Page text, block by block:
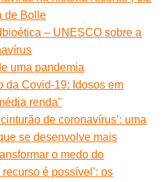
de Bolle
– UNESCO sobre a
uma pandemia
da Covid-19: Idosos em
renda"
de coronavírus’: uma
se desenvolve mais
o medo do
é possível’: os